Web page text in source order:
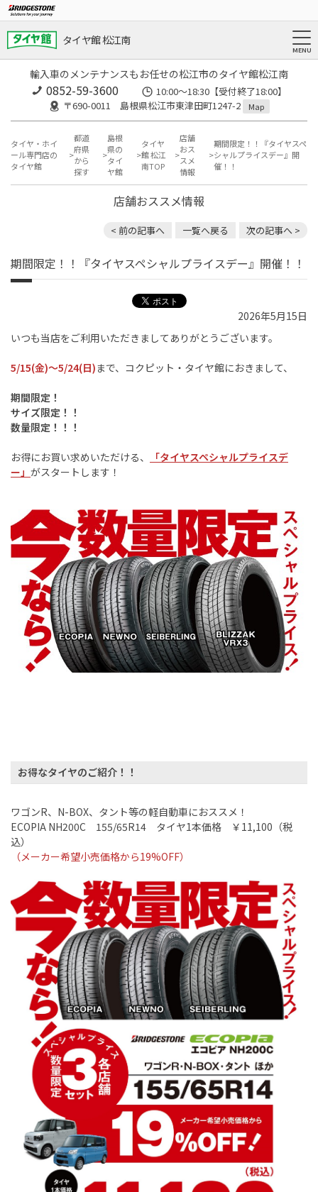
タイヤ館 松江南
輸入車のメンテナンスもお任せの松江市のタイヤ館松江南
0852-59-3600
10:00～18:30【受付終了18:00】
〒690-0011 島根県松江市東津田町1247-2
Map
タイヤ・ホイ
ール専門店の
タイヤ館
都道
府県
から
探す
島根
県の
タイ
ヤ館
タイヤ
館 松江
南TOP
店舗
おス
スメ
情報
期間限定！！『タイヤスペ
シャルプライスデー』開
催！！
店舗おススメ情報
< 前の記事へ 一覧へ戻る 次の記事へ >
期間限定！！『タイヤスペシャルプライスデー』開催！！
2026年5月15日
いつも当店をご利用いただきましてありがとうございます。
5/15(金)～5/24(日)まで、コクピット・タイヤ館におきまして、
期間限定！
サイズ限定！！
数量限定！！！
お得にお買い求めいただける、
「タイヤスペシャルプライスデ
ー」 がスタートします！
お得なタイヤのご紹介！！
ワゴンR、 N-BOX、タント等の軽自動車におススメ！
ECOPIA NH200C
155/65R14 タイヤ1本価格 ￥ 11,100 （税
込）
（メーカー希望小売価格から19%OFF）